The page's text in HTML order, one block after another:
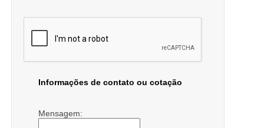
Informações de contato ou cotação
Mensagem: